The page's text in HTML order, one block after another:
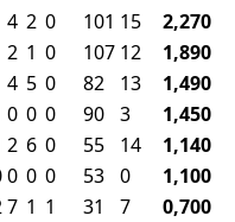
4 2 0 101 15
2,270
2 1 0 107 12
1,890
4 5 0 82 13
1,490
0 0 0 90 3
1,450
2 6 0 55 14
1,140
0 0 0 53 0
1,100
7 1 1 31 7
0,700